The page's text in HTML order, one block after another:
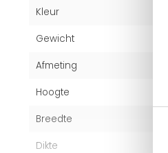
Kleur
Gewicht
Afmeting
Hoogte
Breedte
Dikte